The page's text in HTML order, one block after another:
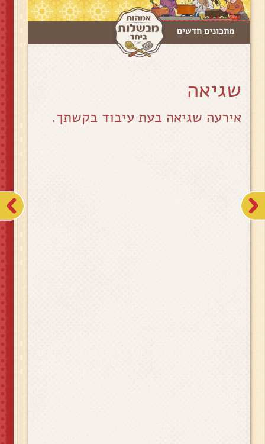
מתכונים חדשים
שגיאה
אירעה שגיאה בעת עיבוד בקשתך.